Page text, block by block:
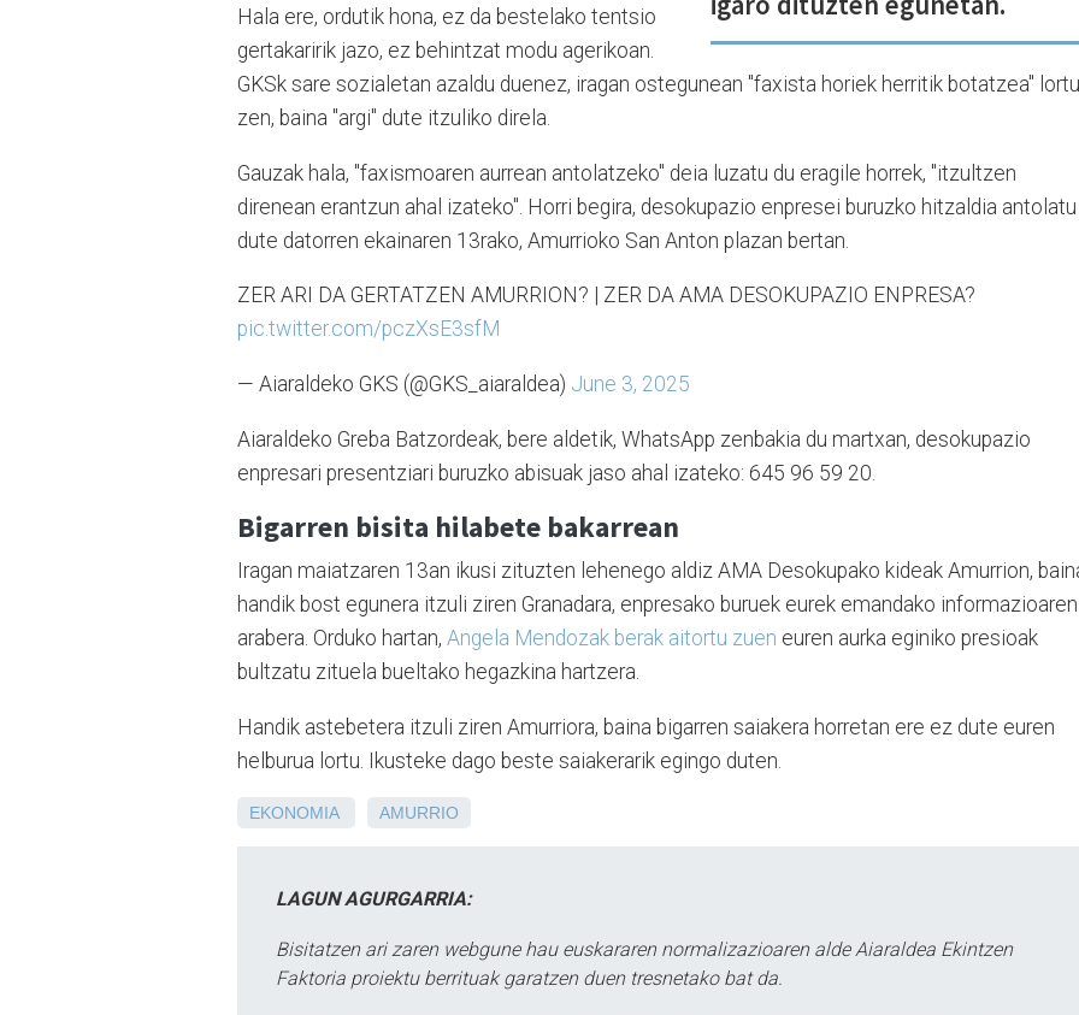
Hala ere, ordutik hona, ez da bestelako tentsio
gertakaririk jazo, ez behintzat modu agerikoan.
GKSk sare sozialetan azaldu duenez, iragan ostegunean "faxista horiek herritik botatzea" lortu
zen, baina "argi" dute itzuliko direla.
Gauzak hala, "faxismoaren aurrean antolatzeko" deia luzatu du eragile horrek, "itzultzen
direnean erantzun ahal izateko". Horri begira, desokupazio enpresei buruzko hitzaldia antolatu
dute datorren ekainaren 13rako, Amurrioko San Anton plazan bertan.
ZER ARI DA GERTATZEN AMURRION? | ZER DA AMA DESOKUPAZIO ENPRESA?
pic.twitter.com/pczXsE3sfM
— Aiaraldeko GKS (@GKS_aiaraldea) June 3, 2025
Aiaraldeko Greba Batzordeak, bere aldetik, WhatsApp zenbakia du martxan, desokupazio
enpresari presentziari buruzko abisuak jaso ahal izateko: 645 96 59 20.
Bigarren bisita hilabete bakarrean
Iragan maiatzaren 13an ikusi zituzten lehenego aldiz AMA Desokupako kideak Amurrion,
handik bost egunera itzuli ziren Granadara, enpresako buruek eurek emandako informazioaren
arabera. Orduko hartan, Angela Mendozak berak aitortu zuen euren aurka eginiko presioak
bultzatu zituela bueltako hegazkina hartzera.
Handik astebetera itzuli ziren Amurriora, baina bigarren saiakera horretan ere ez dute euren
helburua lortu. Ikusteke dago beste saiakerarik egingo duten.
EKONOMIA AMURRIO
LAGUN AGURGARRIA:
Bisitatzen ari zaren webgune hau euskararen normalizazioaren alde Aiaraldea Ekintzen
Faktoria proiektu berrituak garatzen duen tresnetako bat da.